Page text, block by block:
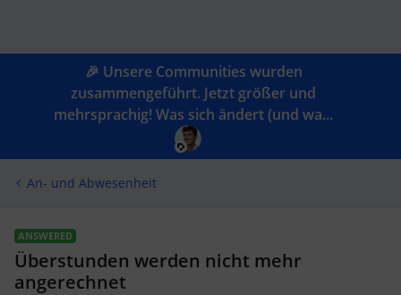
🎉 Unsere Communities wurden
zusammengeführt. Jetzt größer und
mehrsprachig! Was sich ändert (und wa...
An- und Abwesenheit
ANSWERED
Überstunden werden nicht mehr
angerechnet